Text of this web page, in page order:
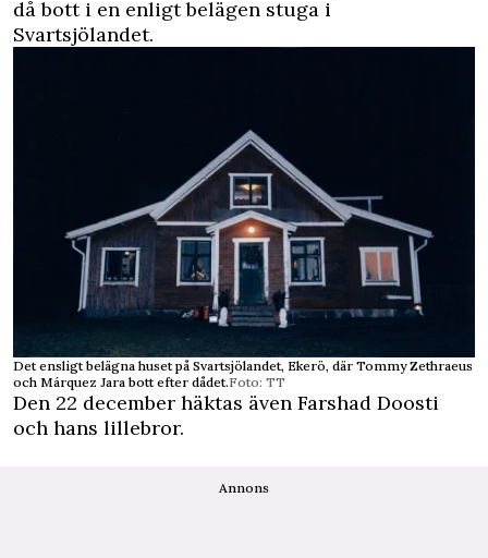
då bott i en enligt belägen stuga i
Svartsjölandet.
Det ensligt belägna huset på Svartsjölandet, Ekerö, där Tommy Zethraeus
och Márquez Jara bott efter dådet.Foto: TT
Den 22 december häktas även Farshad Doosti
och hans lillebror.
Annons